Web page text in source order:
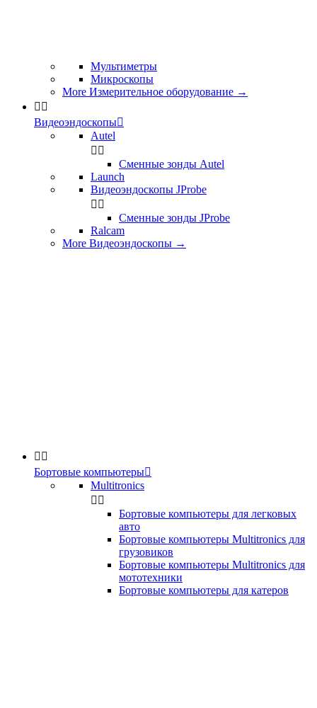
Мультиметры
Микроскопы
More Измерительное оборудование →
 
Видеоэндоскопы
Autel
 
Сменные зонды Autel
Launch
Видеоэндоскопы JProbe
 
Сменные зонды JProbe
Ralcam
More Видеоэндоскопы →
 
Бортовые компьютеры
Multitronics
 
Бортовые компьютеры для легковых
авто
Бортовые компьютеры Multitronics для
грузовиков
Бортовые компьютеры Multitronics для
мототехники
Бортовые компьютеры для катеров